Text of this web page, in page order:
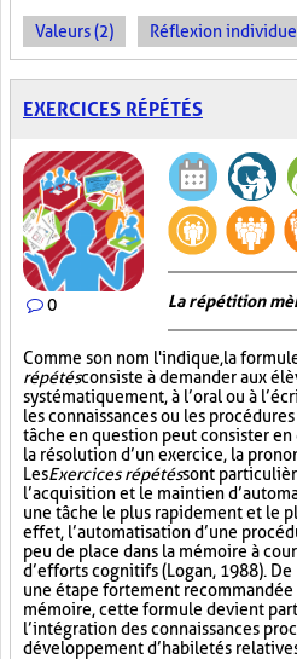
Valeurs (2) Réflexion
EXERCICES RÉPÉTÉS
0 La répétition
Comme son nom l'indique, la
répétésconsiste à demander aux
systématiquement, à l’oral ou à
les connaissances ou les
tâche en question peut consister en
la résolution d’un exercice, la
LesExercices répétéssont
l’acquisition et le maintien
une tâche le plus rapidement et le
effet, l’automatisation d’une
peu de place dans la mémoire à
d’efforts cognitifs (Logan, 1988).
une étape fortement recommandée
mémoire, cette formule devient
l’intégration des connaissances
développement d’habiletés